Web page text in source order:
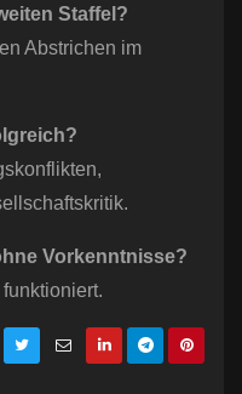
Staffel?
Abstrichen im
Vorkenntnisse?